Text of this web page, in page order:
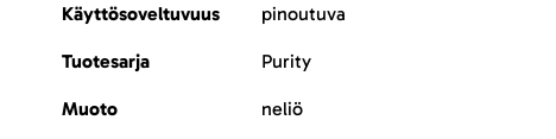
Käyttösoveltuvuus pinoutuva
Tuotesarja Purity
Muoto neliö